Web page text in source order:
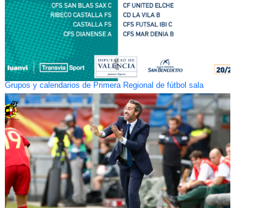
Grupos y calendarios de Primera Regional de fútbol sala